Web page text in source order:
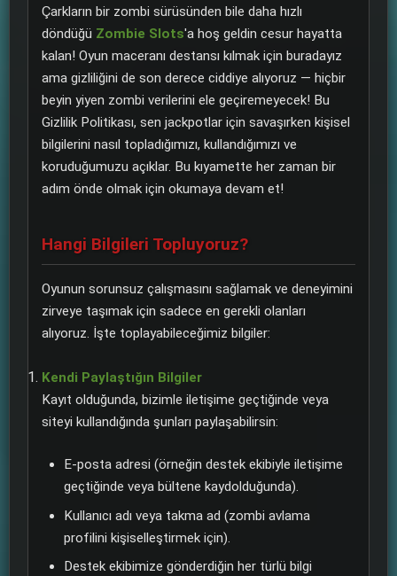
Çarkların bir zombi sürüsünden bile daha hızlı
döndüğü Zombie Slots'a hoş geldin cesur hayatta
kalan! Oyun maceranı destansı kılmak için buradayız
ama gizliliğini de son derece ciddiye alıyoruz — hiçbir
beyin yiyen zombi verilerini ele geçiremeyecek! Bu
Gizlilik Politikası, sen jackpotlar için savaşırken kişisel
bilgilerini nasıl topladığımızı, kullandığımızı ve
koruduğumuzu açıklar. Bu kıyamette her zaman bir
adım önde olmak için okumaya devam et!
Hangi Bilgileri Topluyoruz?
Oyunun sorunsuz çalışmasını sağlamak ve deneyimini
zirveye taşımak için sadece en gerekli olanları
alıyoruz. İşte toplayabileceğimiz bilgiler:
Kendi Paylaştığın Bilgiler
Kayıt olduğunda, bizimle iletişime geçtiğinde veya
siteyi kullandığında şunları paylaşabilirsin:
E-posta adresi (örneğin destek ekibiyle iletişime
geçtiğinde veya bültene kaydolduğunda).
Kullanıcı adı veya takma ad (zombi avlama
profilini kişiselleştirmek için).
Destek ekibimize gönderdiğin her türlü bilgi